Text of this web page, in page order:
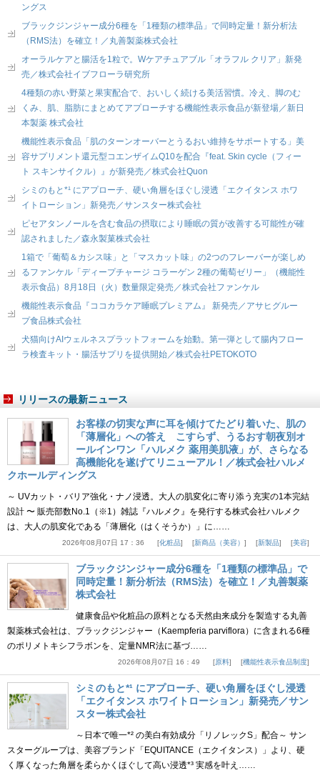
ングス
ブラックジンジャー成分6種を「1種類の標準品」で同時定量！新分析法
（RMS法）を確立！／丸善製薬株式会社
オーラルケアと腸活を1粒で。Wケアチュアブル「オラフル クリア」新発
売／株式会社イブフローラ研究所
4種類の赤い野菜と果実配合で、おいしく続ける美活習慣。冷え、脚のむ
くみ、肌、脂肪にまとめてアプローチする機能性表示食品が新登場／新日
本製薬 株式会社
機能性表示食品「肌のターンオーバーとうるおい維持をサポートする」美
容サプリメント還元型コエンザイムQ10を配合『feat. Skin cycle（フィー
ト スキンサイクル）』が新発売／株式会社Quon
シミのもと*¹ にアプローチ、硬い角層をほぐし浸透「エクイタンス ホワ
イトローション」新発売／サンスター株式会社
ピセアタンノールを含む食品の摂取により睡眠の質が改善する可能性が確
認されました／森永製菓株式会社
1箱で「葡萄＆カシス味」と「マスカット味」の2つのフレーバーが楽しめ
るファンケル「ディープチャージ コラーゲン 2種の葡萄ゼリー」（機能性
表示食品）8月18日（火）数量限定発売／株式会社ファンケル
機能性表示食品『ココカラケア睡眠プレミアム』 新発売／アサヒグルー
プ食品株式会社
犬猫向けAIウェルネスプラットフォームを始動。第一弾として腸内フロー
ラ検査キット・腸活サプリを提供開始／株式会社PETOKOTO
リリースの最新ニュース
お客様の切実な声に耳を傾けてたどり着いた、肌の
「薄層化」への答え こすらず、うるおす朝夜別オ
ールインワン「ハルメク 薬用美肌液」が、さらなる
高機能化を遂げてリニューアル！／株式会社ハルメ
クホールディングス
～ UVカット・バリア強化・ナノ浸透。大人の肌変化に寄り添う充実の1本完結
設計 〜 販売部数No.1（※1）雑誌『ハルメク』を発行する株式会社ハルメク
は、大人の肌変化である「薄層化（はくそうか）」に……
2026年08月07日 17：36 化粧品 新商品（美容） 新製品 美容
ブラックジンジャー成分6種を「1種類の標準品」で
同時定量！新分析法（RMS法）を確立！／丸善製薬
株式会社
健康食品や化粧品の原料となる天然由来成分を製造する丸善
製薬株式会社は、ブラックジンジャー（Kaempferia parviflora）に含まれる6種
のポリメトキシフラボンを、定量NMR法に基づ……
2026年08月07日 16：49 原料 機能性表示食品制度
シミのもと*¹ にアプローチ、硬い角層をほぐし浸透
「エクイタンス ホワイトローション」新発売／サン
スター株式会社
～日本で唯一*² の美白有効成分「リノレックS」配合～ サン
スターグループは、美容ブランド「EQUITANCE（エクイタンス）」より、硬
く厚くなった角層を柔らかくほぐして高い浸透*³ 実感を叶え……